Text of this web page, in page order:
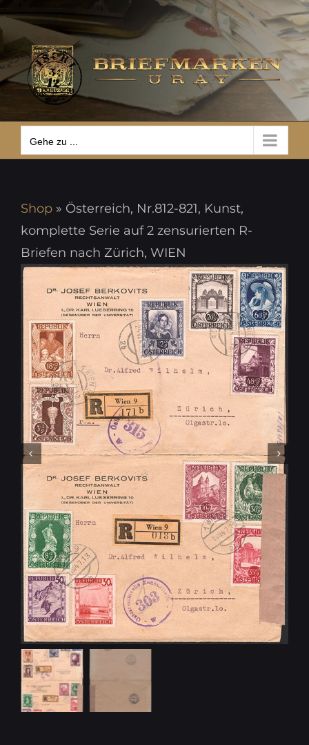
Zum
Inhalt
springen
Gehe zu ...
Gehe zu ...
Shop » Österreich, Nr.812-821, Kunst,
komplette Serie auf 2 zensurierten R-
Briefen nach Zürich, WIEN